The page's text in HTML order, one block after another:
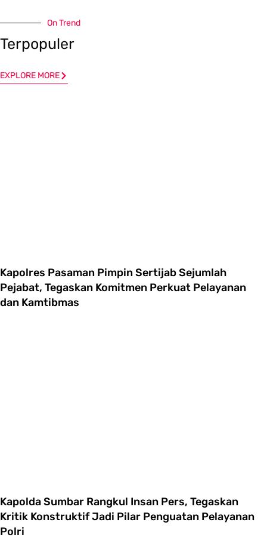
On Trend
Terpopuler
EXPLORE MORE
Kapolres Pasaman Pimpin Sertijab Sejumlah
Pejabat, Tegaskan Komitmen Perkuat Pelayanan
dan Kamtibmas
Kapolda Sumbar Rangkul Insan Pers, Tegaskan
Kritik Konstruktif Jadi Pilar Penguatan Pelayanan
Polri